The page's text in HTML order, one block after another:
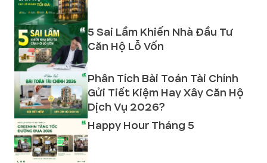
5 Sai Lầm Khiến Nhà Đầu Tư
Căn Hộ Lỗ Vốn
Phân Tích Bài Toán Tài Chính
Gửi Tiết Kiệm Hay Xây Căn Hộ
Dịch Vụ 2026?
Happy Hour Tháng 5